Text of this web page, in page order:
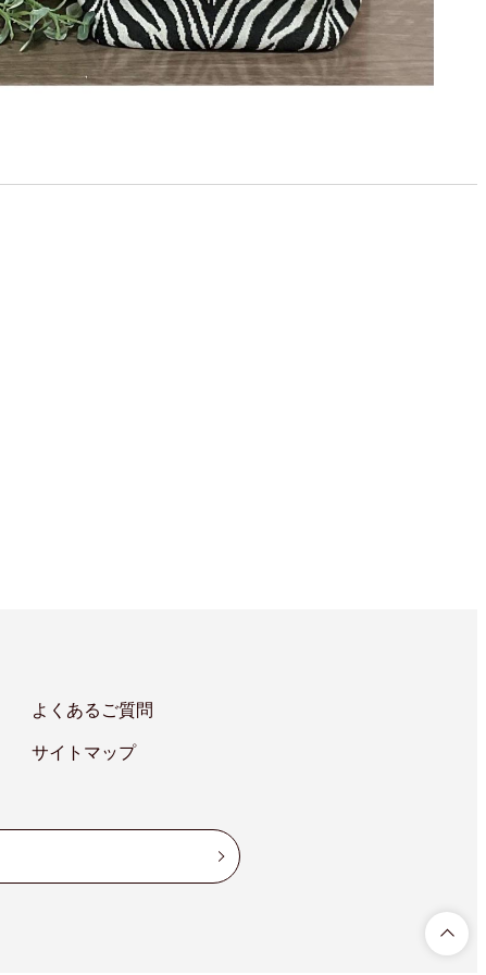
よくあるご質問
サイトマップ